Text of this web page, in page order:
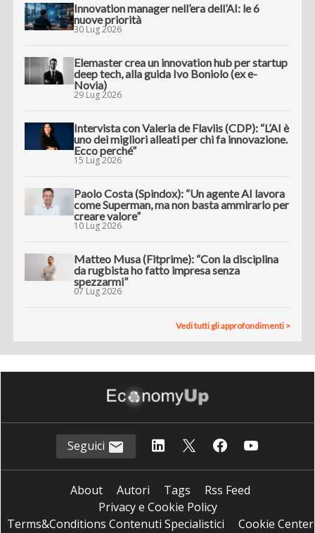
Innovation manager nell’era dell’AI: le 6
nuove priorità
30 Lug 2026
Elemaster crea un innovation hub per startup
deep tech, alla guida Ivo Boniolo (ex e-
Novia)
29 Lug 2026
Intervista con Valeria de Flaviis (CDP): “L’AI è
uno dei migliori alleati per chi fa innovazione.
Ecco perché”
15 Lug 2026
Paolo Costa (Spindox): “Un agente AI lavora
come Superman, ma non basta ammirarlo per
creare valore”
10 Lug 2026
Matteo Musa (Fitprime): “Con la disciplina
da rugbista ho fatto impresa senza
spezzarmi”
07 Lug 2026
Vedi tutti gli approfondimenti >
Seguici
About Autori Tags
Rss Feed
Privacy e Cookie Policy
Terms&Conditions Contenuti Specialistici
Cookie Center